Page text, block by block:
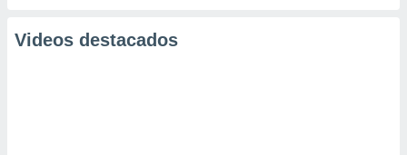
Videos destacados